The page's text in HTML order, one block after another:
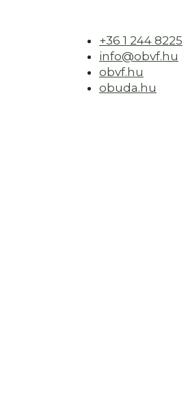
+36 1 244 8225
info@obvf.hu
obvf.hu
obuda.hu